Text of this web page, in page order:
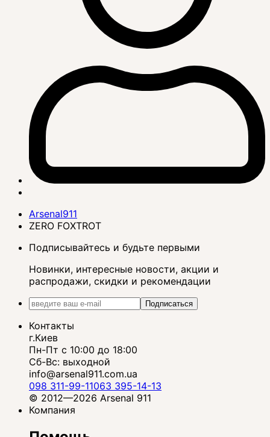
Arsenal911
ZERO FOXTROT
Подписывайтесь и будьте первыми
Новинки, интересные новости, акции и
распродажи, скидки и рекомендации
Подписаться
Контакты
г.Киев
Пн-Пт с 10:00 до 18:00
Сб-Вс: выходной
info@arsenal911.com.ua
098 311-99-11063 395-14-13
© 2012—2026 Arsenal 911
Компания